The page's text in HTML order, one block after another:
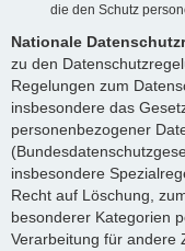
die den Schutz
Nationale
zu den
Regelungen zum
insbesondere das
personenbezogener
insbesondere
Recht auf Löschung,
besonderer Kategorien
Verarbeitung für andere